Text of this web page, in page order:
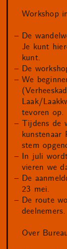
Workshop
De
Je kunt
kunt.
De
We
Laak/
tevoren op.
Tijdens de
kunstenaar
stem
In juli
vieren we
De
23 mei.
De route
deelnemers.
Over